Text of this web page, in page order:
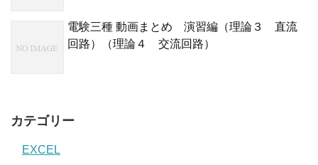
電験三種 動画まとめ 演習編（理論３ 直流
回路）（理論４ 交流回路）
カテゴリー
EXCEL